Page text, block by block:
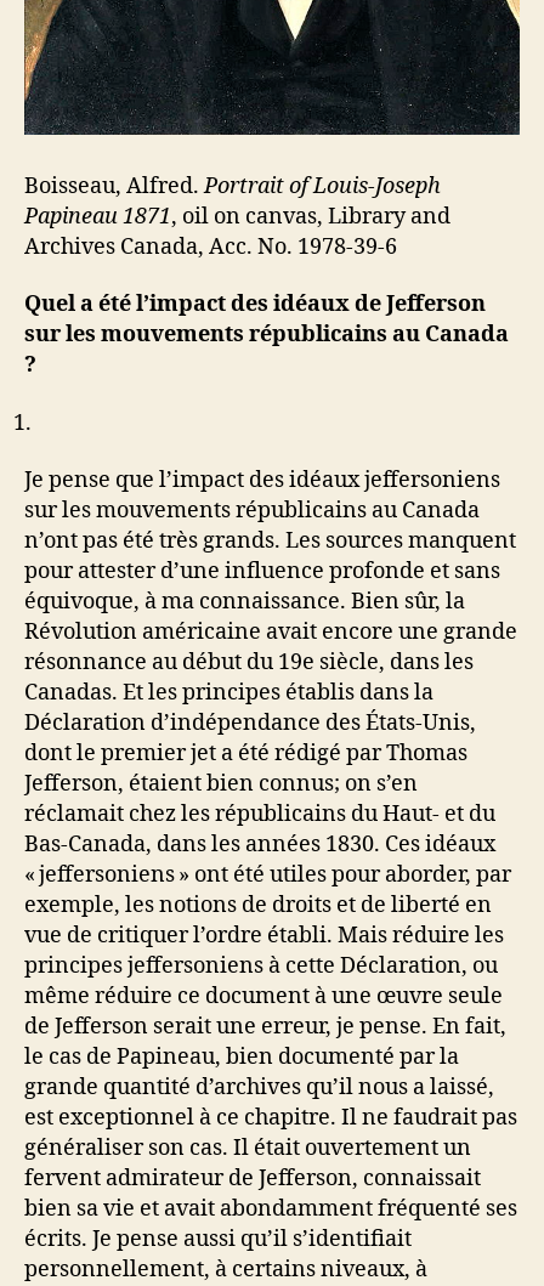
Boisseau, Alfred.Portrait of Louis-Joseph
Papineau 1871, oil on canvas, Library and
Archives Canada, Acc. No. 1978-39-6
Quel a été l’impact des idéaux de Jefferson
sur les mouvements républicains au Canada
?
Je pense que l’impact des idéaux jeffersoniens
sur les mouvements républicains au Canada
n’ont pas été très grands. Les sources manquent
pour attester d’une influence profonde et sans
équivoque, à ma connaissance. Bien sûr, la
Révolution américaine avait encore une grande
résonnance au début du 19e siècle, dans les
Canadas. Et les principes établis dans la
Déclaration d’indépendance des États-Unis,
dont le premier jet a été rédigé par Thomas
Jefferson, étaient bien connus; on s’en
réclamait chez les républicains du Haut- et du
Bas-Canada, dans les années 1830. Ces idéaux
« jeffersoniens » ont été utiles pour aborder, par
exemple, les notions de droits et de liberté en
vue de critiquer l’ordre établi. Mais réduire les
principes jeffersoniens à cette Déclaration, ou
même réduire ce document à une œuvre seule
de Jefferson serait une erreur, je pense. En fait,
le cas de Papineau, bien documenté par la
grande quantité d’archives qu’il nous a laissé,
est exceptionnel à ce chapitre. Il ne faudrait pas
généraliser son cas. Il était ouvertement un
fervent admirateur de Jefferson, connaissait
bien sa vie et avait abondamment fréquenté ses
écrits. Je pense aussi qu’il s’identifiait
personnellement, à certains niveaux, à